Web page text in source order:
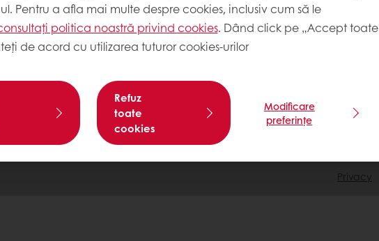
Pentru a afla mai multe despre cookies, inclusiv cum să le
politica noastră privind cookies. Dând click pe „Accept toate
de acord cu utilizarea tuturor cookies-urilor
Refuz
toate
cookies
Modificare
preferințe
Privacy